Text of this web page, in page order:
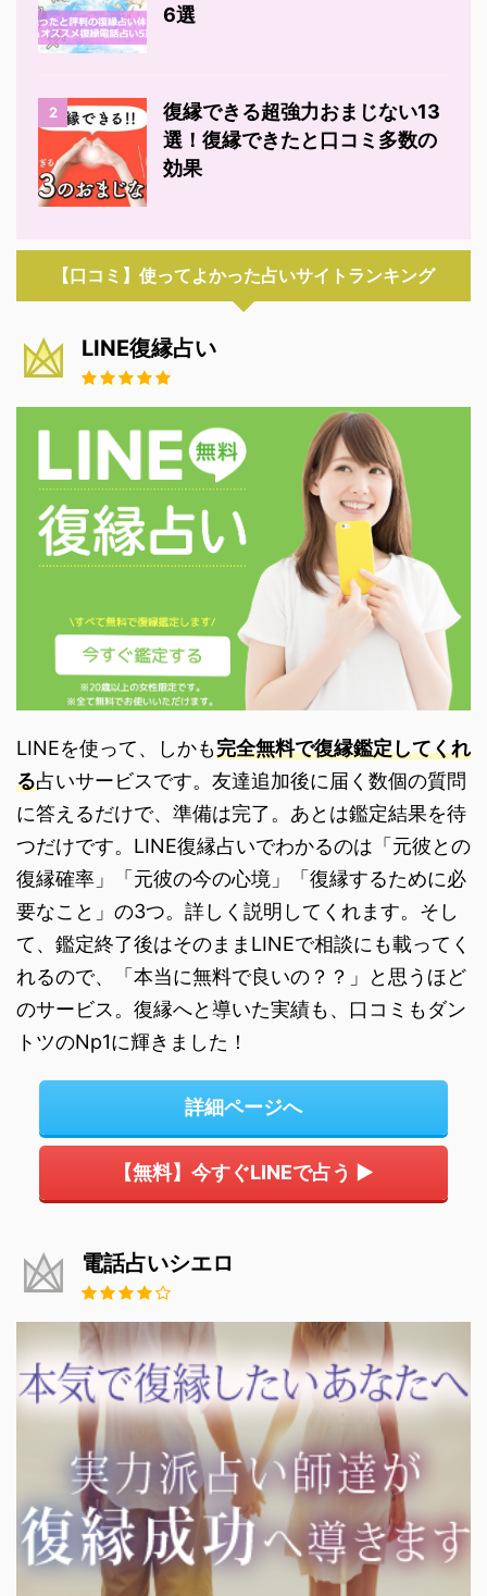
6選
2
復縁できる超強力おまじない13
選！復縁できたと口コミ多数の
効果
【口コミ】使ってよかった占いサイトランキング
LINE復縁占い
LINEを使って、しかも完全無料で復縁鑑定してくれ
る占いサービスです。友達追加後に届く数個の質問
に答えるだけで、準備は完了。あとは鑑定結果を待
つだけです。LINE復縁占いでわかるのは「元彼との
復縁確率」「元彼の今の心境」「復縁するために必
要なこと」の3つ。詳しく説明してくれます。そし
て、鑑定終了後はそのままLINEで相談にも載ってく
れるので、「本当に無料で良いの？？」と思うほど
のサービス。復縁へと導いた実績も、口コミもダン
トツのNp1に輝きました！
詳細ページへ
【無料】今すぐLINEで占う ▶
電話占いシエロ